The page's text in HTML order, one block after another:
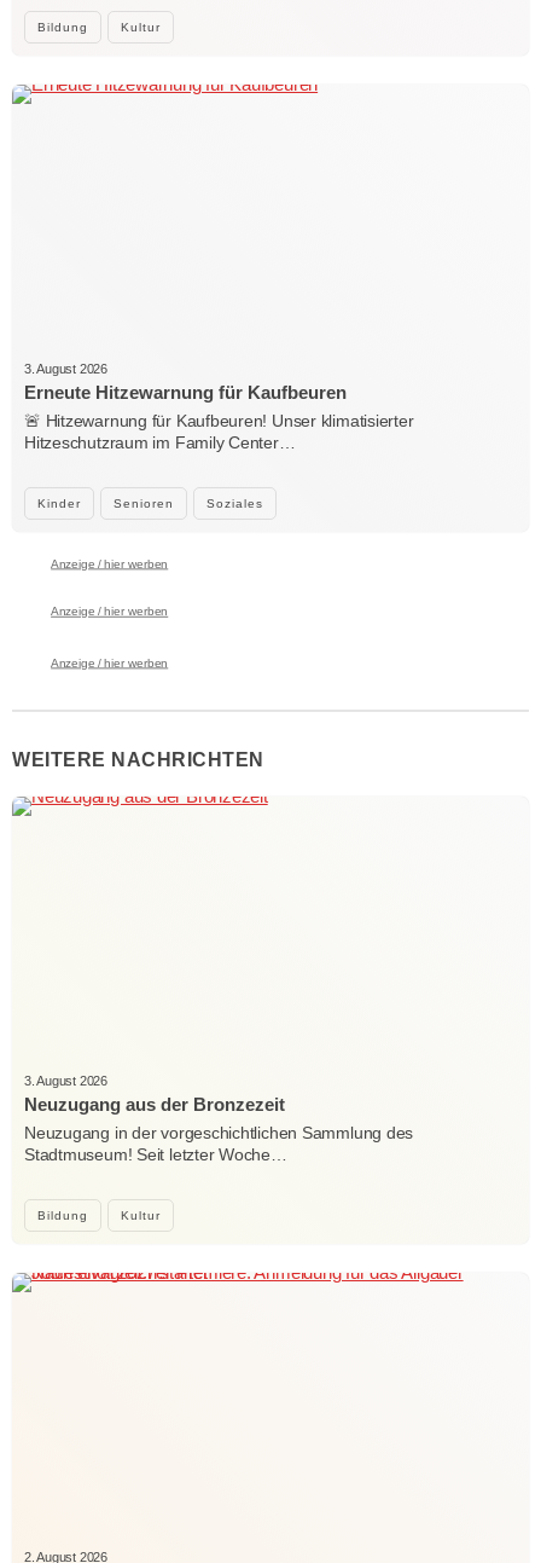
Bildung Kultur
Kinder Senioren Soziales
3. August 2026
Erneute Hitzewarnung für Kaufbeuren
🚨 Hitzewarnung für Kaufbeuren! Unser klimatisierter
Hitzeschutzraum im Family Center…
Anzeige / hier werben
Anzeige / hier werben
Anzeige / hier werben
WEITERE NACHRICHTEN
Bildung Kultur
3. August 2026
Neuzugang aus der Bronzezeit
Neuzugang in der vorgeschichtlichen Sammlung des
Stadtmuseum! Seit letzter Woche…
2. August 2026